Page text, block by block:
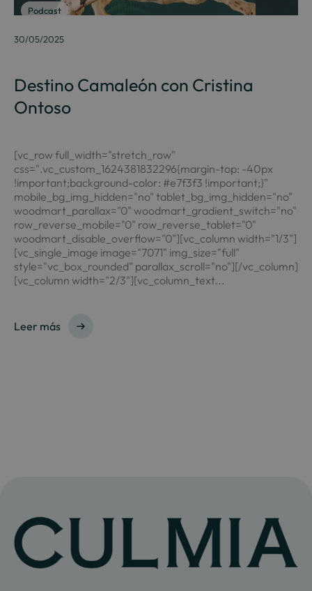
Podcast
30/05/2025
Destino Camaleón con Cristina
Ontoso
[vc_row full_width="stretch_row"
css=".vc_custom_1624381832296{margin-top: -40px
!important;background-color: #e7f3f3 !important;}"
mobile_bg_img_hidden="no" tablet_bg_img_hidden="no"
woodmart_parallax="0" woodmart_gradient_switch="no"
row_reverse_mobile="0" row_reverse_tablet="0"
woodmart_disable_overflow="0"][vc_column width="1/3"]
[vc_single_image image="7071" img_size="full"
style="vc_box_rounded" parallax_scroll="no"][/vc_column]
[vc_column width="2/3"][vc_column_text...
Leer más